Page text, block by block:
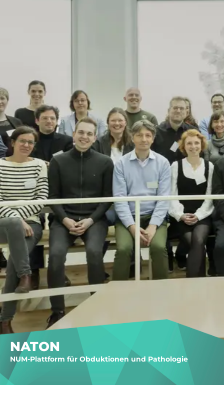
NATON
NUM-Plattform für Obduktionen und Pathologie